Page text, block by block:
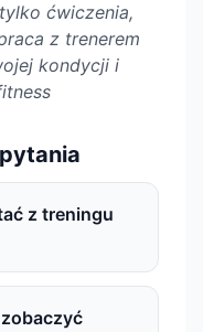
ćwiczenia,
z trenerem
kondycji i
z treningu